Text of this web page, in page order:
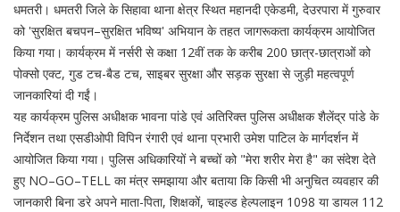
धमतरी। धमतरी जिले के सिहावा थाना क्षेत्र स्थित महानदी एकेडमी, देउरपारा में गुरुवार
को 'सुरक्षित बचपन–सुरक्षित भविष्य' अभियान के तहत जागरूकता कार्यक्रम आयोजित
किया गया। कार्यक्रम में नर्सरी से कक्षा 12वीं तक के करीब 200 छात्र-छात्राओं को
पोक्सो एक्ट, गुड टच-बैड टच, साइबर सुरक्षा और सड़क सुरक्षा से जुड़ी महत्वपूर्ण
जानकारियां दी गईं।
यह कार्यक्रम पुलिस अधीक्षक भावना पांडे एवं अतिरिक्त पुलिस अधीक्षक शैलेंद्र पांडे के
निर्देशन तथा एसडीओपी विपिन रंगारी एवं थाना प्रभारी उमेश पाटिल के मार्गदर्शन में
आयोजित किया गया। पुलिस अधिकारियों ने बच्चों को "मेरा शरीर मेरा है" का संदेश देते
हुए NO–GO–TELL का मंत्र समझाया और बताया कि किसी भी अनुचित व्यवहार की
जानकारी बिना डरे अपने माता-पिता, शिक्षकों, चाइल्ड हेल्पलाइन 1098 या डायल 112